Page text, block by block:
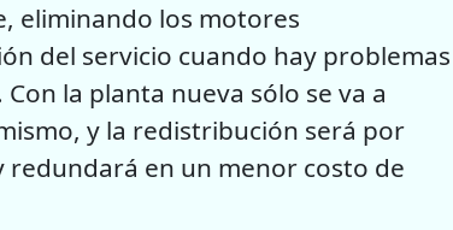
eliminando los motores
del servicio cuando hay problemas
la planta nueva sólo se va a
y la redistribución será por
en un menor costo de